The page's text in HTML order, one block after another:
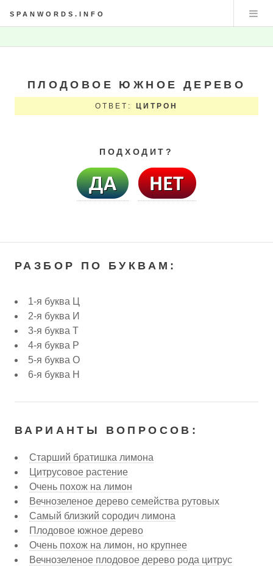
SPANWORDS.INFO
ПЛОДОВОЕ ЮЖНОЕ ДЕРЕВО
ОТВЕТ: ЦИТРОН
ПОДХОДИТ?
РАЗБОР ПО БУКВАМ:
1-я буква Ц
2-я буква И
3-я буква Т
4-я буква Р
5-я буква О
6-я буква Н
ВАРИАНТЫ ВОПРОСОВ:
Старший братишка лимона
Цитрусовое растение
Очень похож на лимон
Вечнозеленое дерево семейства рутовых
Самый близкий сородич лимона
Плодовое южное дерево
Очень похож на лимон, но крупнее
Вечнозеленое плодовое дерево рода цитрус